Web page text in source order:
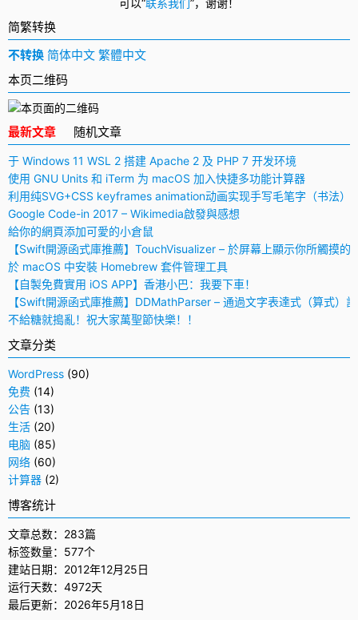
可以“联系我们”， 谢谢！
简繁转换
不转换 简体中文 繁體中文
本页二维码
最新文章 随机文章
于 Windows 11 WSL 2 搭建 Apache 2 及 PHP 7 开发环境
使用 GNU Units 和 iTerm 为 macOS 加入快捷多功能计算器
利用纯SVG+CSS keyframes animation动画实现手写毛笔字（书法）
Google Code-in 2017 – Wikimedia啟發與感想
給你的網頁添加可愛的小倉鼠
【Swift開源函式庫推薦】TouchVisualizer – 於屏幕上顯示你所觸摸的
於 macOS 中安裝 Homebrew 套件管理工具
【自製免費實用 iOS APP】香港小巴：我要下車！
【Swift開源函式庫推薦】DDMathParser – 通過文字表達式（算式）
不給糖就搗亂！祝大家萬聖節快樂！！
文章分类
WordPress (90)
免费 (14)
公告 (13)
生活 (20)
电脑 (85)
网络 (60)
计算器 (2)
博客统计
文章总数：283篇
标签数量：577个
建站日期：2012年12月25日
运行天数：4972天
最后更新：2026年5月18日